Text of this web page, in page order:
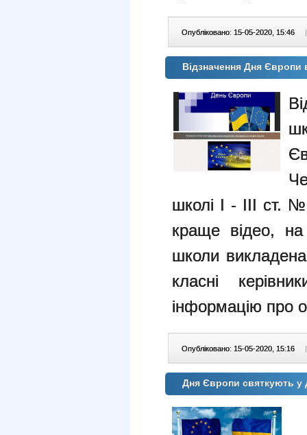
Опубліковано: 15-05-2020, 15:46 |
Відзначення Дня
школі І - ІІІ ст.
краще відео, на
школи
класні
інформацію про
Опубліковано: 15-05-2020, 15:16 |
Дня Європи святкують у